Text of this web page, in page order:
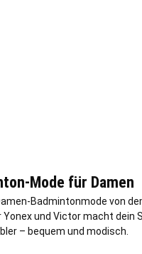
Mode für Damen
Badmintonmode von
Yonex und Victor macht dein
– bequem und modisch.